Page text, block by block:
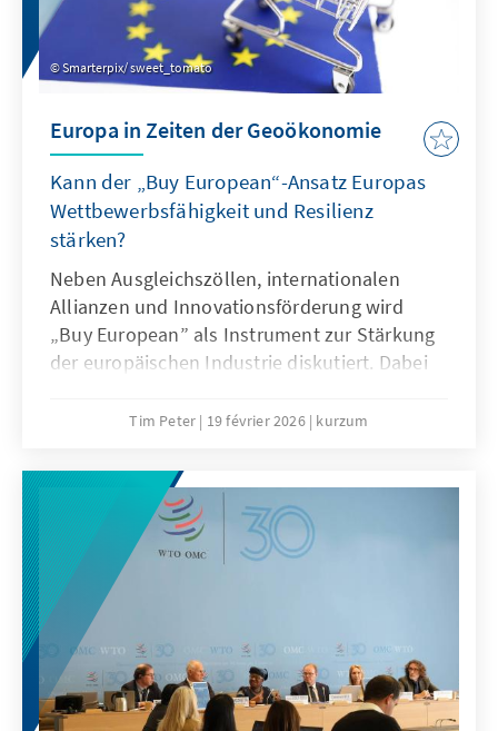
Smarterpix/ sweet_tomato
Europa in Zeiten der Geoökonomie
Kann der „Buy European“-Ansatz Europas
Wettbewerbsfähigkeit und Resilienz
stärken?
Neben Ausgleichszöllen, internationalen
Allianzen und Innovationsförderung wird
„Buy European” als Instrument zur Stärkung
der europäischen Industrie diskutiert. Dabei
und nur in eng definierten Bereichen
Kombination aus gezielten Ausgleichszöllen
bei unfairem Wettbewerb und einer offensiven
Freihandelsagenda.
Tim Peter 19 février 2026 kurzum